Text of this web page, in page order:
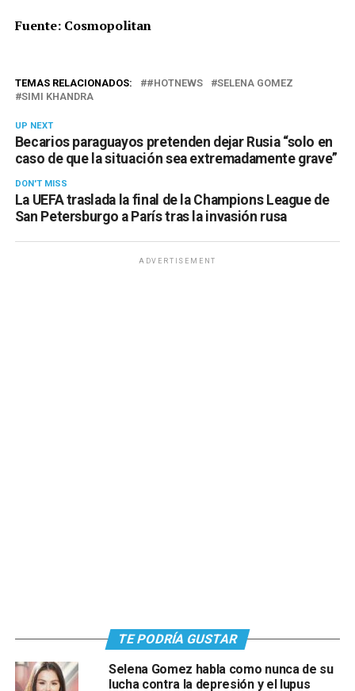
Fuente: Cosmopolitan
TEMAS RELACIONADOS: #HOTNEWS
SELENA GOMEZ
SIMI KHANDRA
UP NEXT
Becarios paraguayos pretenden dejar Rusia “solo en
caso de que la situación sea extremadamente grave”
DON'T MISS
La UEFA traslada la final de la Champions League de
San Petersburgo a París tras la invasión rusa
ADVERTISEMENT
TE PODRÍA GUSTAR
Selena Gomez habla como nunca de su
lucha contra la depresión y el lupus